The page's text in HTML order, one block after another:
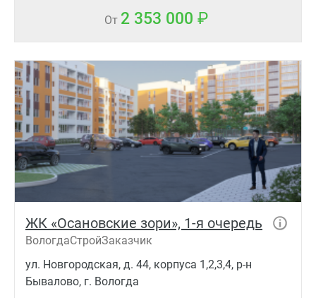
От 2 353 000
ЖК «Осановские зори», 1-я очередь
ВологдаСтройЗаказчик
ул. Новгородская, д. 44, корпуса 1,2,3,4, р-н
Бывалово, г. Вологда